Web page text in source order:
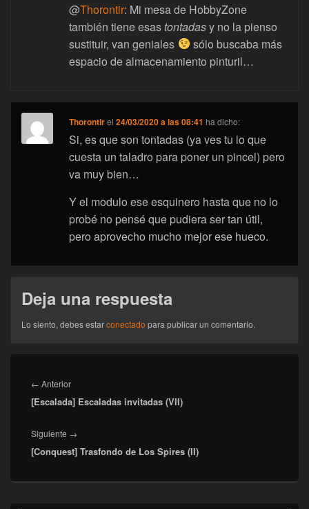
@Thorontir: Mi mesa de HobbyZone
también tiene esastontadasy no la pienso
sustituir, van geniales
sólo buscaba más
espacio de almacenamiento pinturil…
Thorontirel24/03/2020 a las 08:41 ha dicho:
Si, es que son tontadas (ya ves tu lo que
cuesta un taladro para poner un pincel) pero
va muy bien…
Y el modulo ese esquinero hasta que no lo
probé no pensé que pudiera ser tan útil,
pero aprovecho mucho mejor ese hueco.
Deja una respuesta
Lo siento, debes estarconectado para publicar un comentario.
de
entradas
← AnteriorEntrada
anterior:
[Escalada] Escaladas invitadas (VII)
Siguiente →
siguiente:
[Conquest] Trasfondo de Los Spires (II)